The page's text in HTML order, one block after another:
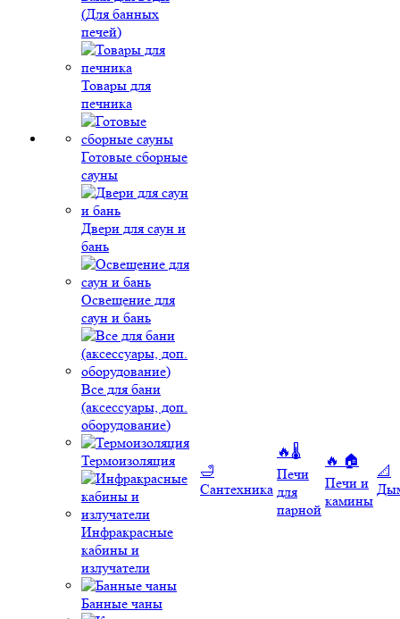
(Для банных
печей)
Товары для
печника
Готовые сборные
сауны
Двери для саун и
бань
Освещение для
саун и бань
Все для бани
(аксессуары, доп.
оборудование)
Термоизоляция
Инфракрасные
кабины и
излучатели
Банные чаны
🛁
Сантехника
🔥🌡️
Печи
для
парной
🔥 🏠
Печи и
камины
📐